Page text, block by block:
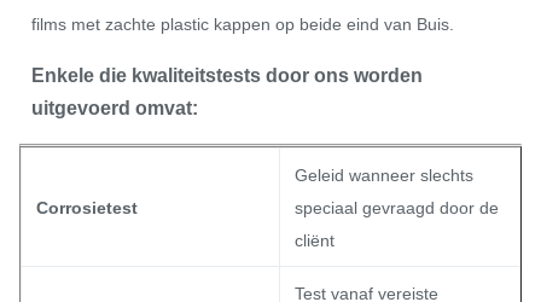
films met zachte plastic kappen op beide eind van Buis.
Enkele die kwaliteitstests door ons worden
uitgevoerd omvat:
Corrosietest
Geleid wanneer slechts
speciaal gevraagd door de
cliënt
Test vanaf vereiste